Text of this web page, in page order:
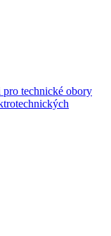
technické obory